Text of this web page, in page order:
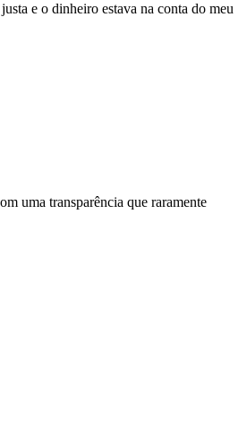
e o dinheiro estava na conta do meu
uma transparência que raramente